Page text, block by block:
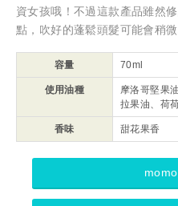
資女孩哦！不過這款產品雖然
點，吹好的蓬鬆頭髮可能會稍
容量 70ml
使用油種
摩洛哥堅果
拉果油、荷
香味 甜花果香